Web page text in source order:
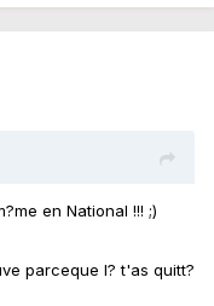
en National !!! ;)
parceque l? t'as quitt?